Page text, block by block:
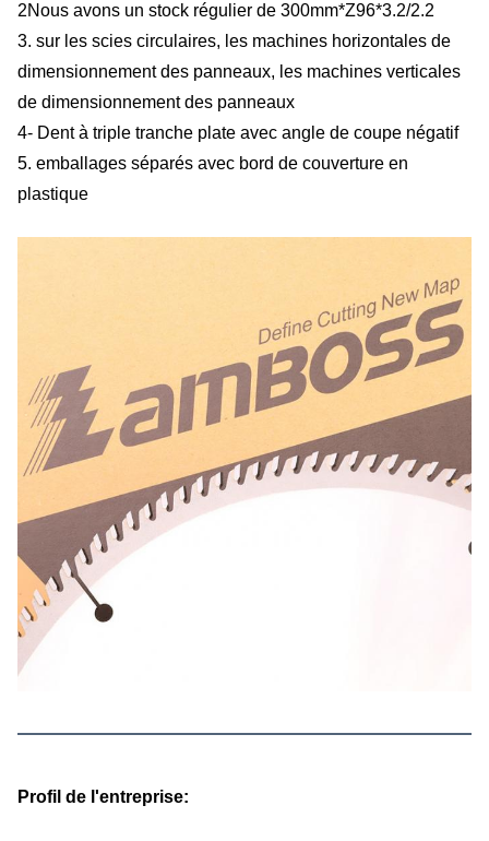
2Nous avons un stock régulier de 300mm*Z96*3.2/2.2
3. sur les scies circulaires, les machines horizontales de
dimensionnement des panneaux, les machines verticales
de dimensionnement des panneaux
4- Dent à triple tranche plate avec angle de coupe négatif
5. emballages séparés avec bord de couverture en
plastique
Profil de l'entreprise: